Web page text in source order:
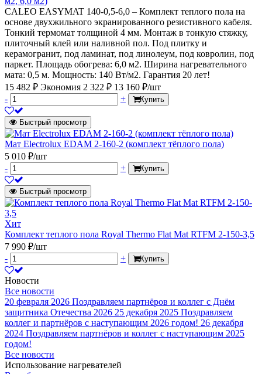
CALEO EASYMAT 140-0,5-6,0 – Комплект теплого пола на
основе двухжильного экранированного резистивного кабеля.
Тонкий термомат толщиной 4 мм. Монтаж в тонкую стяжку,
плиточный клей или наливной пол. Под плитку и
керамогранит, под ламинат, под линолеум, под ковролин, под
паркет. Площадь обогрева: 6,0 м2. Ширина нагревательного
мата: 0,5 м. Мощность: 140 Вт/м2. Гарантия 20 лет!
15 482 ₽ Экономия 2 322 ₽ 13 160 ₽/шт
-
+ Купить
Быстрый просмотр
Мат Electrolux EDAM 2-160-2 (комплект тёплого пола)
5 010 ₽/шт
-
+ Купить
Быстрый просмотр
Хит
Комплект теплого пола Royal Thermo Flat Mat RTFM 2-150-3,5
7 990 ₽/шт
-
+ Купить
Новости
Все новости
20 февраля 2026 Поздравляем партнёров и коллег с Днём
защитника Отечества 2026 25 декабря 2025 Поздравляем
коллег и партнёров с наступающим 2026 годом! 26 декабря
2024 Поздравляем партнёров и коллег с наступающим 2025
годом!
Все новости
Использование нагревателей